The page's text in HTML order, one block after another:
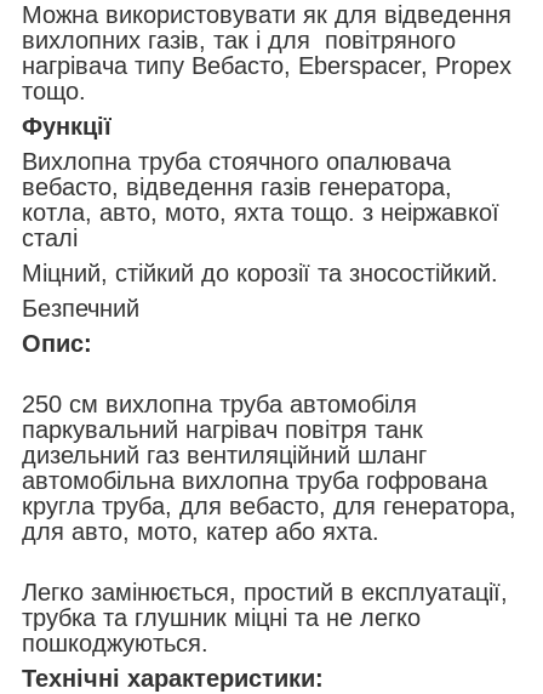
Можна використовувати як для відведення
вихлопних газів, так і для повітряного
нагрівача типу Вебасто, Eberspacer, Propex
тощо.
Функції
Вихлопна труба стоячного опалювача
вебасто, відведення газів генератора,
котла, авто, мото, яхта тощо. з неіржавкої
сталі
Міцний, стійкий до корозії та зносостійкий.
Безпечний
Опис:
250 см вихлопна труба автомобіля
паркувальний нагрівач повітря танк
дизельний газ вентиляційний шланг
автомобільна вихлопна труба гофрована
кругла труба, для вебасто, для генератора,
для авто, мото, катер або яхта.
Легко замінюється, простий в експлуатації,
трубка та глушник міцні та не легко
пошкоджуються.
Технічні характеристики: